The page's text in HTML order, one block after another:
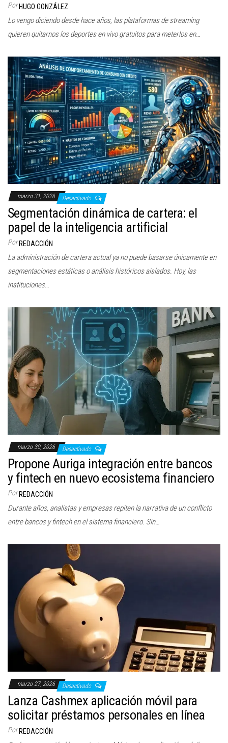
Por HUGO GONZÁLEZ
Lo vengo diciendo desde hace años, las plataformas de streaming
quieren quitarnos los deportes en vivo gratuitos para meterlos en…
marzo 31, 2026 Desactivado
Segmentación dinámica de cartera: el
papel de la inteligencia artificial
Por REDACCIÓN
La administración de cartera actual ya no puede basarse únicamente en
segmentaciones estáticas o análisis históricos aislados. Hoy, las
instituciones…
marzo 30, 2026 Desactivado
Propone Auriga integración entre bancos
y fintech en nuevo ecosistema financiero
Por REDACCIÓN
Durante años, analistas y empresas repiten la narrativa de un conflicto
entre bancos y fintech en el sistema financiero. Sin…
marzo 27, 2026 Desactivado
Lanza Cashmex aplicación móvil para
solicitar préstamos personales en línea
Por REDACCIÓN